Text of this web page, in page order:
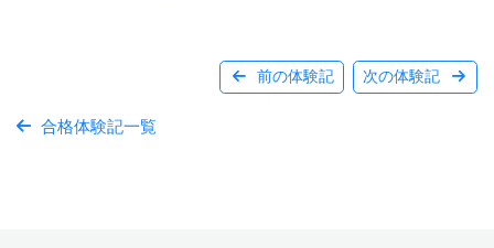
前の体験記 次の体験記
合格体験記一覧